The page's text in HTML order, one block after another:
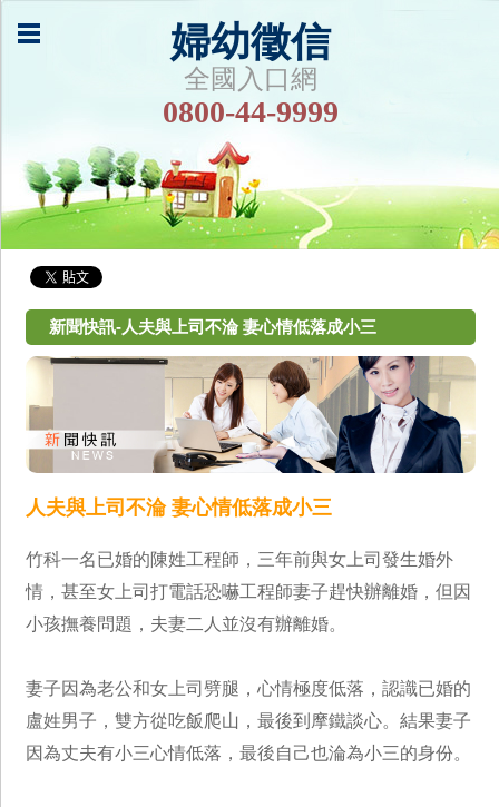
婦幼徵信
全國入口網
0800-44-9999
新聞快訊-人夫與上司不淪 妻心情低落成小三
人夫與上司不淪 妻心情低落成小三
竹科一名已婚的陳姓工程師，三年前與女上司發生婚外
情，甚至女上司打電話恐嚇工程師妻子趕快辦離婚，但因
小孩撫養問題，夫妻二人並沒有辦離婚。
妻子因為老公和女上司劈腿，心情極度低落，認識已婚的
盧姓男子，雙方從吃飯爬山，最後到摩鐵談心。結果妻子
因為丈夫有小三心情低落，最後自己也淪為小三的身份。